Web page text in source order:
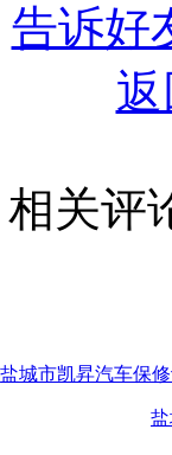
告诉好
相关评